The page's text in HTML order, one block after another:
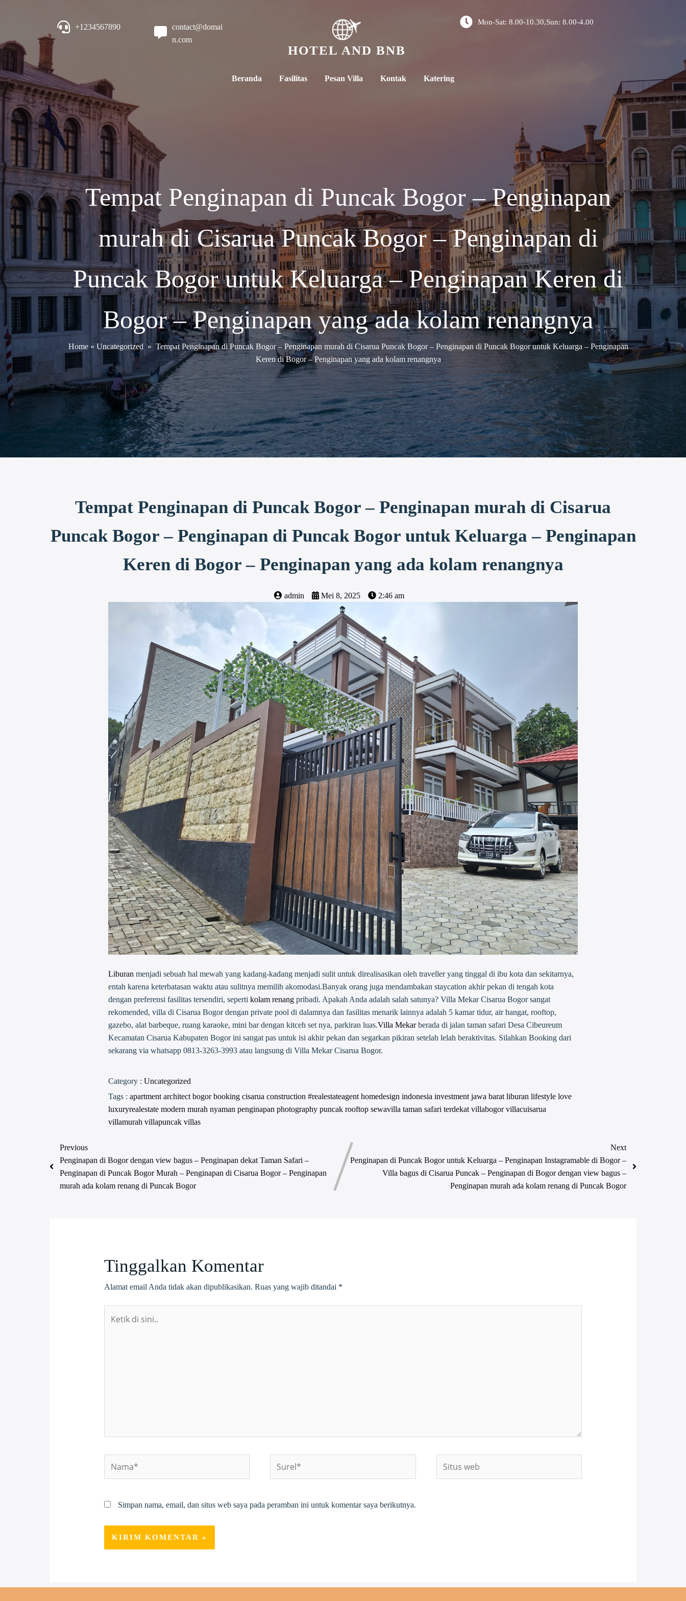
+1234567890
contact@domai
n.com
HOTEL AND BNB
Mon-Sat: 8.00-10.30,Sun: 8.00-4.00
Beranda Fasilitas Pesan Villa Kontak Katering
Tempat Penginapan di Puncak Bogor – Penginapan
murah di Cisarua Puncak Bogor – Penginapan di
Puncak Bogor untuk Keluarga – Penginapan Keren di
Bogor – Penginapan yang ada kolam renangnya
Home» Uncategorized » Tempat Penginapan di Puncak Bogor – Penginapan murah di Cisarua Puncak Bogor – Penginapan di Puncak Bogor untuk Keluarga – Penginapan
Keren di Bogor – Penginapan yang ada kolam renangnya
Tempat Penginapan di Puncak Bogor – Penginapan murah di Cisarua
Puncak Bogor – Penginapan di Puncak Bogor untuk Keluarga – Penginapan
Keren di Bogor – Penginapan yang ada kolam renangnya
admin Mei 8, 2025 2:46 am
Liburan menjadi sebuah hal mewah yang kadang-kadang menjadi sulit untuk direalisasikan oleh traveller yang tinggal di ibu kota dan sekitarnya,
entah karena keterbatasan waktu atau sulitnya memilih akomodasi.Banyak orang juga mendambakan staycation akhir pekan di tengah kota
dengan preferensi fasilitas tersendiri, seperti kolam renangpribadi. Apakah Anda adalah salah satunya? Villa Mekar Cisarua Bogor sangat
rekomended, villa di Cisarua Bogor dengan private pool di dalamnya dan fasilitas menarik lainnya adalah 5 kamar tidur, air hangat, rooftop,
gazebo, alat barbeque, ruang karaoke, mini bar dengan kitceh set nya, parkiran luas.Villa Mekarberada di jalan taman safari Desa Cibeureum
Kecamatan Cisarua Kabupaten Bogor ini sangat pas untuk isi akhir pekan dan segarkan pikiran setelah lelah beraktivitas. Silahkan Booking dari
sekarang via whatsapp 0813-3263-3993 atau langsung di Villa Mekar Cisarua Bogor.
Category : Uncategorized
Tags : apartment architect bogorbooking cisarua construction #realestateagent homedesign indonesia investment jawa barat liburan lifestyle love
luxuryrealestate modern murah nyaman penginapan photography puncak rooftop sewavilla taman safari terdekat villabogorvillacuisarua
villamurah villapuncak villas
Previous
Penginapan di Bogor dengan view bagus – Penginapan dekat Taman Safari –
Penginapan di Puncak Bogor Murah – Penginapan di Cisarua Bogor – Penginapan
murah ada kolam renang di Puncak Bogor
Next
Penginapan di Puncak Bogor untuk Keluarga – Penginapan Instagramable di Bogor –
Villa bagus di Cisarua Puncak – Penginapan di Bogor dengan view bagus –
Penginapan murah ada kolam renang di Puncak Bogor
Tinggalkan Komentar
Alamat email Anda tidak akan dipublikasikan. Ruas yang wajib ditandai *
Simpan nama, email, dan situs web saya pada peramban ini untuk komentar saya berikutnya.